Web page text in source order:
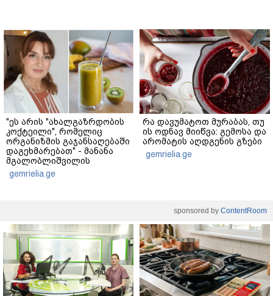
"ეს არის "ახალგაზრდობის
კოქტეილი", რომელიც
ორგანიზმის გაჯანსაღებაში
დაგეხმარებათ" - მანანა
მგალობლიშვილის
რეცეპტი
gemrielia.ge
რა დავუმატოთ მურაბას, თუ
ის ოდნავ მიიწვა: გემოსა და
არომატის აღდგენის გზები
gemrielia.ge
sponsored by ContentRoom